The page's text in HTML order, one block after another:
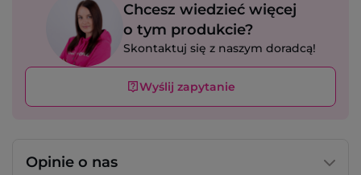
Chcesz wiedzieć więcej
o tym produkcie?
Skontaktuj się z naszym doradcą!
Wyślij zapytanie
Opinie o nas